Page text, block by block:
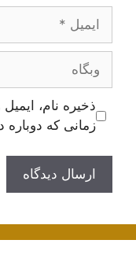
ایمیل
وبگاه
ذخیره نام،
زمانی که